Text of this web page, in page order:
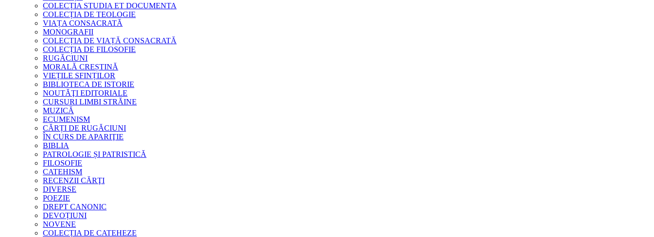
COLECȚIA STUDIA ET DOCUMENTA
COLECȚIA DE TEOLOGIE
VIAȚA CONSACRATĂ
MONOGRAFII
COLECȚIA DE VIAȚĂ CONSACRATĂ
COLECȚIA DE FILOSOFIE
RUGĂCIUNI
MORALĂ CREȘTINĂ
VIEȚILE SFINȚILOR
BIBLIOTECA DE ISTORIE
NOUTĂŢI EDITORIALE
CURSURI LIMBI STRĂINE
MUZICĂ
ECUMENISM
CĂRȚI DE RUGĂCIUNI
ÎN CURS DE APARIŢIE
BIBLIA
PATROLOGIE ȘI PATRISTICĂ
FILOSOFIE
CATEHISM
RECENZII CĂRŢI
DIVERSE
POEZIE
DREPT CANONIC
DEVOȚIUNI
NOVENE
COLECȚIA DE CATEHEZE